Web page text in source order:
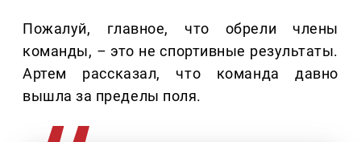
Пожалуй, главное, что обрели члены
команды, – это не спортивные результаты.
Артем рассказал, что команда давно
вышла за пределы поля.